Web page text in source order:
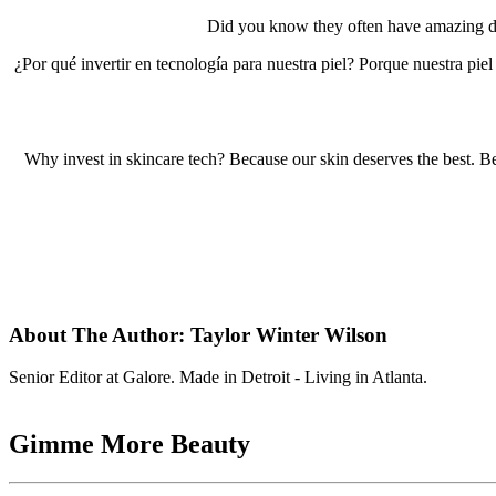
Did you know they often have amazing
¿Por qué invertir en tecnología para nuestra piel? Porque nuestra
Why invest in skincare tech? Because our skin deserves the best.
About The Author: Taylor Winter Wilson
Senior Editor at Galore. Made in Detroit - Living in Atlanta.
Gimme More Beauty